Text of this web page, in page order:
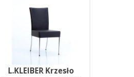
L.KLEIBER Krzesło